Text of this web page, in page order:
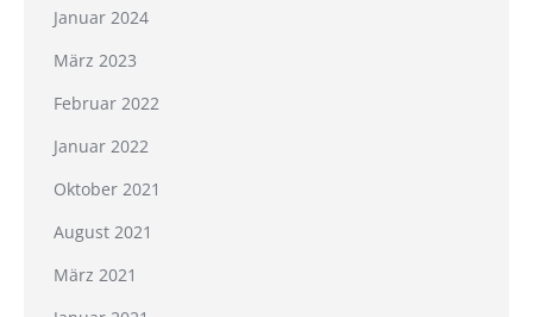
Januar 2024
März 2023
Februar 2022
Januar 2022
Oktober 2021
August 2021
März 2021